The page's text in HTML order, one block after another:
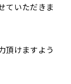
ていただきま
頂けますよう